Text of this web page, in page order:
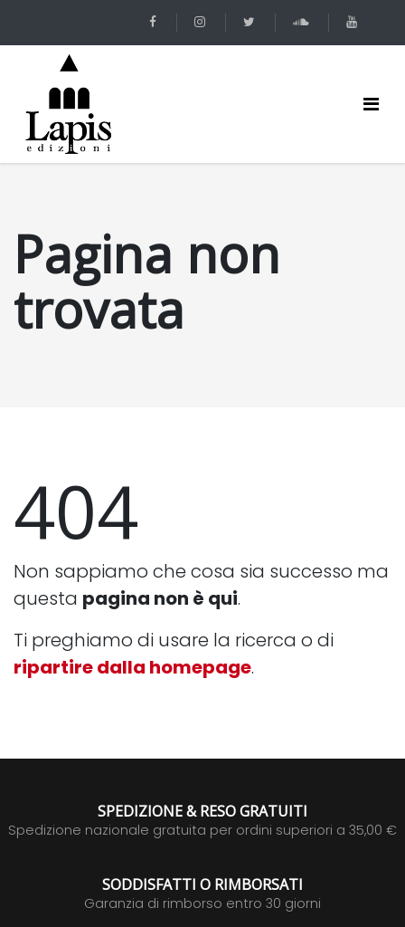
Pagina non
trovata
404
Non sappiamo che cosa sia successo ma
questa pagina non è qui.
Ti preghiamo di usare la ricerca o di
ripartire dalla homepage.
SPEDIZIONE & RESO GRATUITI
Spedizione nazionale gratuita per ordini superiori a 35,00 €
SODDISFATTI O RIMBORSATI
Garanzia di rimborso entro 30 giorni